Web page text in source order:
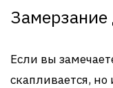
Замерзание
Если вы
скапливается,